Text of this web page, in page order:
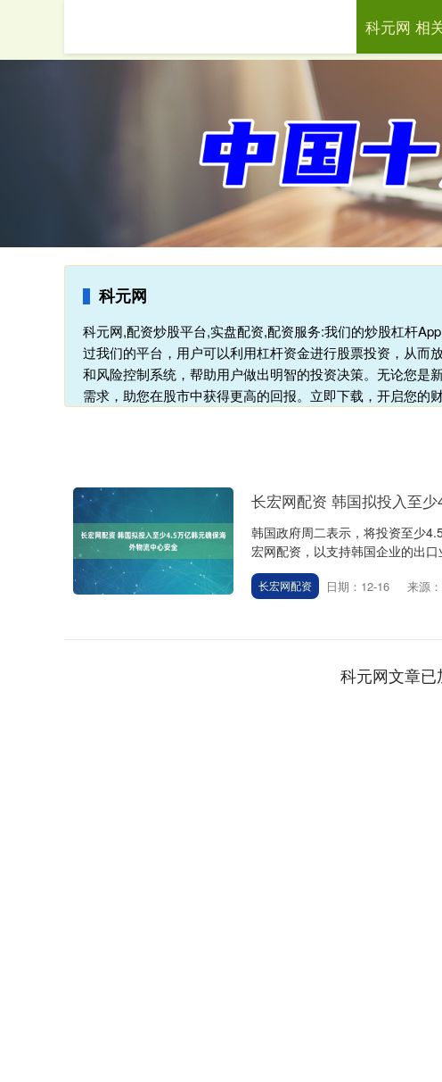
科
科元网
科元网,配资炒股平台,实盘配资,配资服务:我们的炒股杠杆
过我们的平台，用户可以利用杠杆资金进行股票投资，从而
和风险控制系统，帮助用户做出明智的投资决策。无论您是
需求，助您在股市中获得更高的回报。立即下载，开启您的
科元网 相
长宏网配资 韩国拟投入至
韩国政府周二表示，将投资至少
宏网配资，以支持韩国企业的出
长宏网配资 日期：12-16 来源
科元网文章已